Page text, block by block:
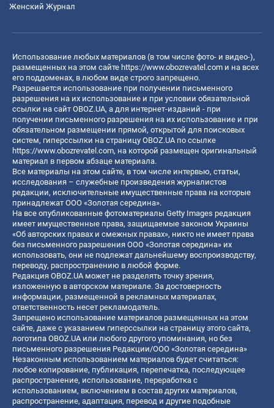
Женский Журнал
Использование любых материалов (в том числе фото- и видео-),
размещенных на этом сайте https://www.obozrevatel.com и на всех
его поддоменах, в любом виде строго запрещено.
Разрешается использование при получении письменного
разрешения на их использование и при условии обязательной
ссылки на сайт OBOZ.UA, а для интернет-изданий - при
получении письменного разрешения на их использование и при
обязательном размещении прямой, открытой для поисковых
систем, гиперссылки на страницу OBOZ.UA по ссылке
https://www.obozrevatel.com, на которой размещен оригинальный
материал в первом абзаце материала.
Все материалы на этом сайте, в том числе интервью, статьи,
исследования – служебные произведения журналистов
редакции, исключительные имущественные права на которые
принадлежат ООО «Золотая середина».
На все опубликованные фотоматериалы Getty Images редакция
имеет имущественные права, защищаемые законом Украины
«Об авторских правах и смежных правах», никто не имеет права
без письменного разрешения ООО «Золотая середина» их
использовать, они не подлежат дальнейшему воспроизводству,
переводу, распространению в любой форме.
Редакция OBOZ.UA может не разделять точку зрения,
изложенную в авторском материале. За достоверность
информации, размещенной в рекламных материалах,
ответственность несет рекламодатель.
Запрещено использование материалов размещенных на этом
сайте, даже с указанием гиперссылки на страницу этого сайта,
логотипа OBOZ.UA или любого другого упоминания, но без
письменного разрешения Редакции/ООО «Золотая середина»
Незаконным использованием материалов будет считаться:
любое копирование, публикация, перепечатка, последующее
распространение, использование, переработка с
использованием, включением в состав других материалов,
распространение, адаптация, перевод и другие подобные